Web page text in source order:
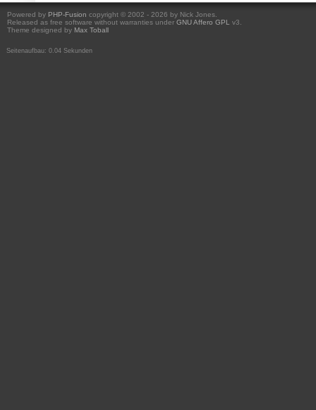
Powered by PHP-Fusion copyright © 2002 - 2026 by Nick Jones.
Released as free software without warranties under GNU Affero GPL v3.
Theme designed by Max Toball
Seitenaufbau: 0.04 Sekunden